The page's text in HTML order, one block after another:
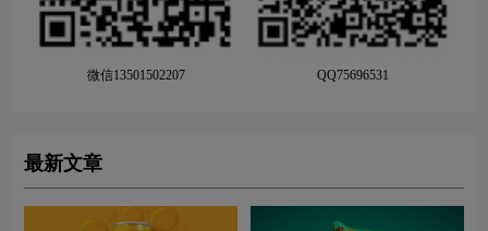
微信13501502207 QQ75696531
最新文章